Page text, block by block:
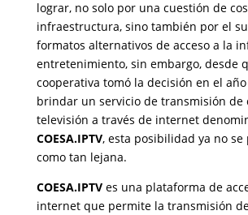
lograr, no solo por una cuestión de
infraestructura, sino también por el
formatos alternativos de acceso a la
entretenimiento, sin embargo, desde
cooperativa tomó la decisión en el
brindar un servicio de transmisión de
televisión a través de internet
COESA.IPTV, esta posibilidad ya no se
como tan lejana.
COESA.IPTVes una plataforma de
internet que permite la transmisión